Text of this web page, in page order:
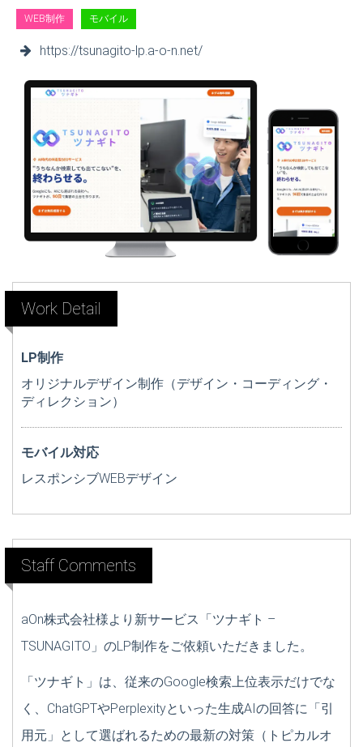
WEB制作 モバイル
https://tsunagito-lp.a-o-n.net/
Work Detail
LP制作
オリジナルデザイン制作（デザイン・コーディング・
ディレクション）
モバイル対応
レスポンシブWEBデザイン
Staff Comments
aOn株式会社様より新サービス「ツナギト –
TSUNAGITO」のLP制作をご依頼いただきました。
「ツナギト」は、従来のGoogle検索上位表示だけでな
く、ChatGPTやPerplexityといった生成AIの回答に「引
用元」として選ばれるための最新の対策（トピカルオ